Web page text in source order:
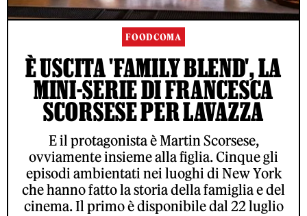
FOODCOMA
È USCITA 'FAMILY BLEND', LA
MINI-SERIE DI FRANCESCA
SCORSESE PER LAVAZZA
E il protagonista è Martin Scorsese,
ovviamente insieme alla figlia. Cinque gli
episodi ambientati nei luoghi di New York
che hanno fatto la storia della famiglia e del
cinema. Il primo è disponibile dal 22 luglio